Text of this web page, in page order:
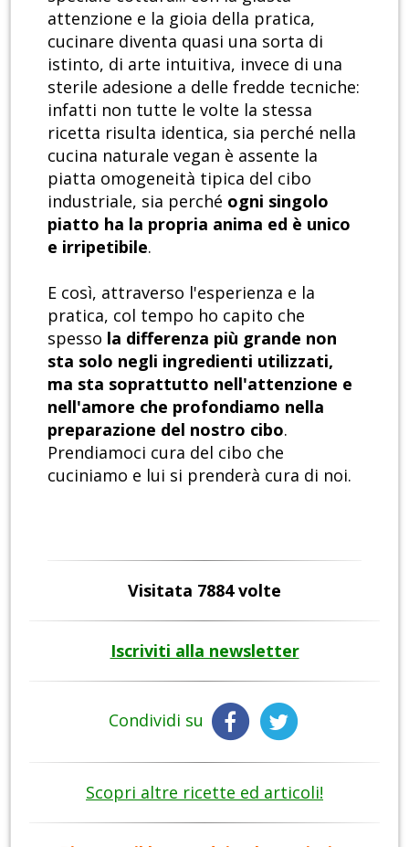
attenzione e la gioia della pratica,
cucinare diventa quasi una sorta di
istinto, di arte intuitiva, invece di una
sterile adesione a delle fredde tecniche:
infatti non tutte le volte la stessa
ricetta risulta identica, sia perché nella
cucina naturale vegan è assente la
piatta omogeneità tipica del cibo
industriale, sia perché ogni singolo
piatto ha la propria anima ed è unico
e irripetibile.
E così, attraverso l'esperienza e la
pratica, col tempo ho capito che
spesso la differenza più grande non
sta solo negli ingredienti utilizzati,
ma sta soprattutto nell'attenzione e
nell'amore che profondiamo nella
preparazione del nostro cibo.
Prendiamoci cura del cibo che
cuciniamo e lui si prenderà cura di noi.
Visitata 7884 volte
Iscriviti alla newsletter
Condividi su
Scopri altre ricette ed articoli!